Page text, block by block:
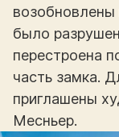
было
перестроена
часть замка.
приглашены
Месньер.